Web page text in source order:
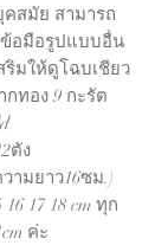
คสมัย สามารถ
อมือรูปแบบอื่น
มให้ดูโฉบเชียว
ทอง 9 กะรัต
ตัง
ามยาว16ซม.)
17 18 cm ทุก
ค่ะ